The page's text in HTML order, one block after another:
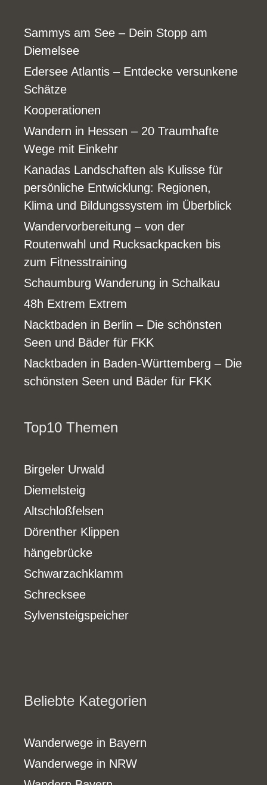
Sammys am See – Dein Stopp am
Diemelsee
Edersee Atlantis – Entdecke versunkene
Schätze
Kooperationen
Wandern in Hessen – 20 Traumhafte
Wege mit Einkehr
Kanadas Landschaften als Kulisse für
persönliche Entwicklung: Regionen,
Klima und Bildungssystem im Überblick
Wandervorbereitung – von der
Routenwahl und Rucksackpacken bis
zum Fitnesstraining
Schaumburg Wanderung in Schalkau
48h Extrem Extrem
Nacktbaden in Berlin – Die schönsten
Seen und Bäder für FKK
Nacktbaden in Baden-Württemberg – Die
schönsten Seen und Bäder für FKK
Top10 Themen
Birgeler Urwald
Diemelsteig
Altschloßfelsen
Dörenther Klippen
hängebrücke
Schwarzachklamm
Schrecksee
Sylvensteigspeicher
Beliebte Kategorien
Wanderwege in Bayern
Wanderwege in NRW